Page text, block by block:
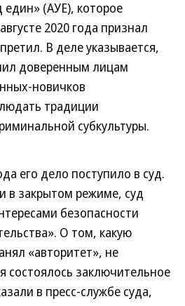
един» (АУЕ), которое
2020 года признал
В деле указывается,
доверенным лицам
новичков
традиции
субкультуры.
его дело поступило в суд.
в закрытом режиме, суд
безопасности
О том, какую
«авторитет», не
состоялось заключительное
в пресс-службе суда,